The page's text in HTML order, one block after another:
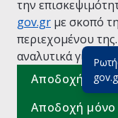
την
gov.gr με σκοπό
περιεχομένου
αναλυτικά για την
Αποδοχή όλων
Αποδοχή
Υλοποίηση από το
Διακυβέρνησης
Ελληνικά |